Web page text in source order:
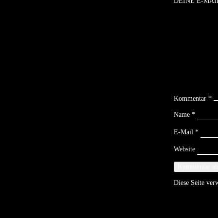
Kommentar *
Name *
E-Mail *
Website
Diese Seite